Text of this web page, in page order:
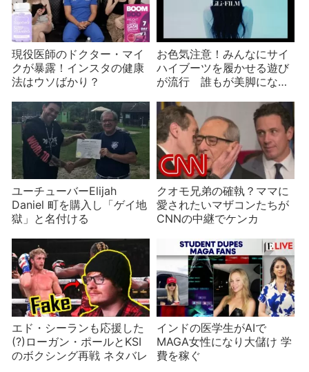
現役医師のドクター・マイ
クが暴露！インスタの健康
法はウソばかり？
お色気注意！みんなにサイ
ハイブーツを履かせる遊び
が流行 誰もが美脚になる
ユーチューバーElijah
Daniel 町を購入し「ゲイ地
獄」と名付ける
クオモ兄弟の確執？ママに
愛されたいマザコンたちが
CNNの中継でケンカ
エド・シーランも応援した
(?)ローガン・ポールとKSI
のボクシング再戦 ネタバレ
インドの医学生がAIで
MAGA女性になり大儲け 学
費を稼ぐ